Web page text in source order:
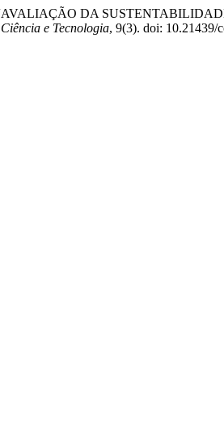
“AVALIAÇÃO DA
e Tecnologia, 9(3). doi: 10.21439/